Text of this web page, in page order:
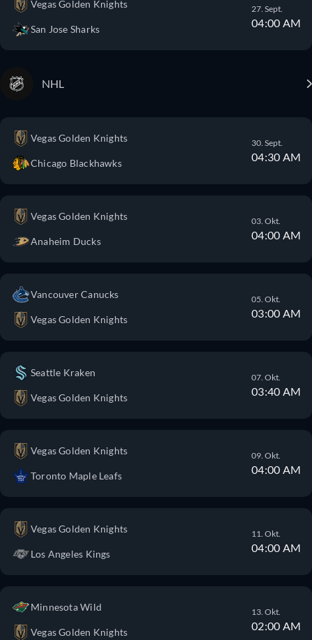
Vegas Golden Knights
San Jose Sharks
27. Sept.
04:00 AM
NHL
Vegas Golden Knights
Chicago Blackhawks
30. Sept.
04:30 AM
Vegas Golden Knights
Anaheim Ducks
03. Okt.
04:00 AM
Vancouver Canucks
Vegas Golden Knights
05. Okt.
03:00 AM
Seattle Kraken
Vegas Golden Knights
07. Okt.
03:40 AM
Vegas Golden Knights
Toronto Maple Leafs
09. Okt.
04:00 AM
Vegas Golden Knights
Los Angeles Kings
11. Okt.
04:00 AM
Minnesota Wild
Vegas Golden Knights
13. Okt.
02:00 AM